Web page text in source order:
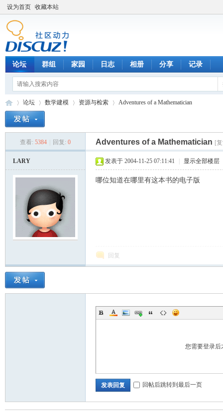
设为首页 收藏本站
论坛 群组 家园 日志 相册 分享 记录
论坛
›
数学建模
›
资源与检索
›
Adventures of a Mathematician
查看: 5384 回复: 0 Adventures of a Mathematician [
LARY 发表于 2004-11-25 07:11:41 显示全部楼层
哪位知道在哪里有这本书的电子版
回复
您需要登录
发表回复 回帖后跳转到最后一页